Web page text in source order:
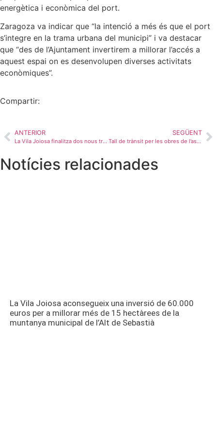
energètica i econòmica del port.
Zaragoza va indicar que “la intenció a més és que el port
s’integre en la trama urbana del municipi” i va destacar
que “des de l’Ajuntament invertirem a millorar l’accés a
aquest espai on es desenvolupen diverses activitats
econòmiques”.
Compartir:
ANTERIOR
La Vila Joiosa finalitza dos nous trams de carril bici al carrer Colón i la N-332a
SEGÜENT
Tall de trànsit per les obres de l’ascensor que connecta la platja Centre de la Vila Joiosa amb la zona Barberes Sud
Notícies relacionades
La Vila Joiosa aconsegueix una inversió de 60.000
euros per a millorar més de 15 hectàrees de la
muntanya municipal de l’Alt de Sebastià